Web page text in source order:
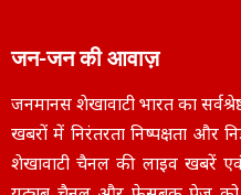
जन-जन की आवाज़
जनमानस शेखावाटी भारत का
खबरों में निरंतरता निष्पक्षता और
शेखावाटी चैनल की लाइव खबरें